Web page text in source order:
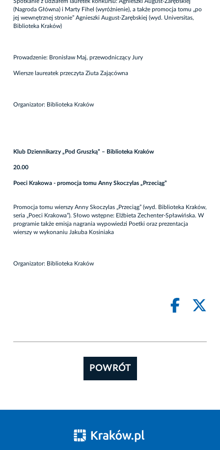
(Nagroda Główna) i Marty Fihel (wyróżnienie), a także promocja tomu „po
jej wewnętrznej stronie” Agnieszki August-Zarębskiej (wyd. Universitas,
Biblioteka Kraków)
Prowadzenie: Bronisław Maj, przewodniczący Jury
Wiersze laureatek przeczyta Ziuta Zającówna
Organizator: Biblioteka Kraków
Klub Dziennikarzy „Pod Gruszką” – Biblioteka Kraków
20.00
Poeci Krakowa - promocja tomu Anny Skoczylas „Przeciąg”
Promocja tomu wierszy Anny Skoczylas „Przeciąg” (wyd. Biblioteka Kraków,
seria „Poeci Krakowa”). Słowo wstępne: Elżbieta Zechenter-Spławińska. W
programie także emisja nagrania wypowiedzi Poetki oraz prezentacja
wierszy w wykonaniu Jakuba Kosiniaka
Organizator: Biblioteka Kraków
POWRÓT